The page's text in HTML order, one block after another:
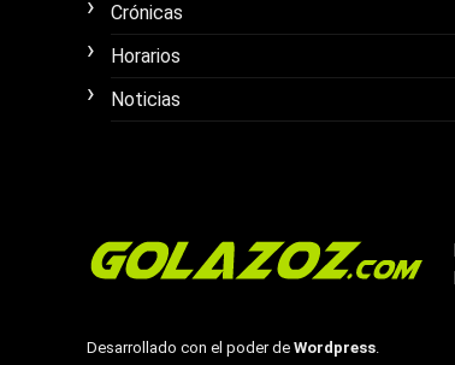
Crónicas
Horarios
Noticias
Desarrollado con el poder de Wordpress.